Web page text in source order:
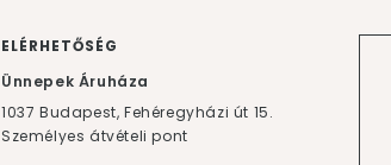
ELÉRHETŐSÉG
Ünnepek Áruháza
1037 Budapest, Fehéregyházi út 15.
Személyes átvételi pont